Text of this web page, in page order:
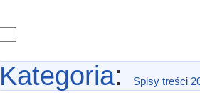
Kategoria: Spisy treści